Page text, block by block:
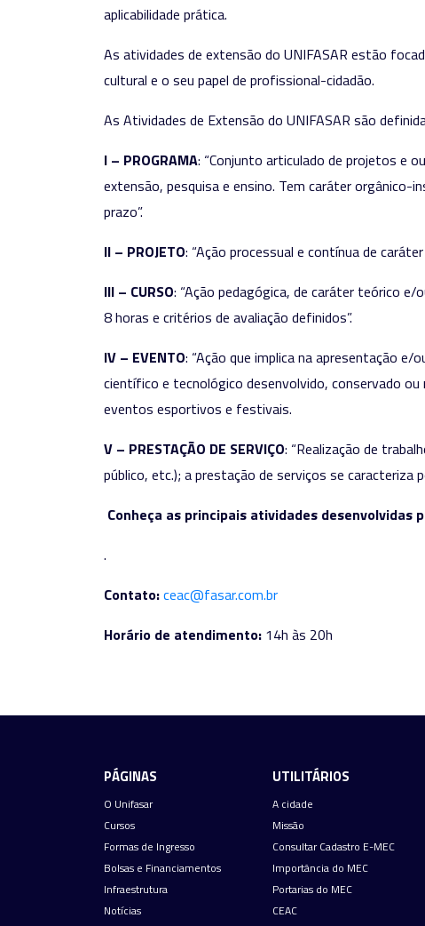
aplicabilidade prática.
As atividades de extensão do UNIFASAR estão
cultural e o seu papel de profissional-cidadão.
As Atividades de Extensão do UNIFASAR são
I – PROGRAMA: “Conjunto articulado de projetos e
extensão, pesquisa e ensino. Tem caráter orgânico-
prazo”.
II – PROJETO: “Ação processual e contínua de
III – CURSO: “Ação pedagógica, de caráter teórico
8 horas e critérios de avaliação definidos”.
IV – EVENTO: “Ação que implica na apresentação
científico e tecnológico desenvolvido, conservado ou
eventos esportivos e festivais.
V – PRESTAÇÃO DE SERVIÇO: “Realização de
público, etc.); a prestação de serviços se caracteriza
Conheça as principais atividades desenvolvidas
.
Contato:ceac@fasar.com.br
Horário de atendimento: 14h às 20h
PÁGINAS
O Unifasar
Cursos
Formas de Ingresso
Bolsas e Financiamentos
Infraestrutura
Notícias
UTILITÁRIOS
A cidade
Missão
Consultar Cadastro E-MEC
Importância do MEC
Portarias do MEC
CEAC